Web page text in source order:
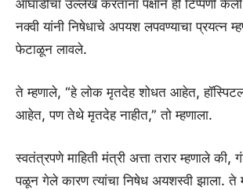
आघाडीचा उल्लेख करताना पक्षाने ही टिप्पणी
नक्वी यांनी निषेधाचे अपयश लपवण्याचा प्रयत्न
फेटाळून लावले.
ते म्हणाले, “हे लोक मृतदेह शोधत आहेत,
आहेत, पण तेथे मृतदेह नाहीत,” तो म्हणाला.
स्वतंत्रपणे माहिती मंत्री अत्ता तरार म्हणाले
पळून गेले कारण त्यांचा निषेध अयशस्वी झाला. ते